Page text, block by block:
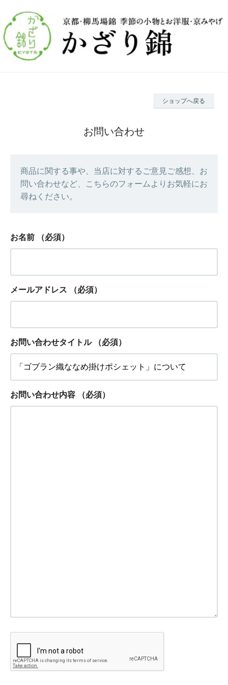
ショップへ戻る
お問い合わせ
商品に関する事や、当店に対するご意見ご感想、お
問い合わせなど、こちらのフォームよりお気軽にお
尋ねください。
お名前 （必須）
メールアドレス （必須）
お問い合わせタイトル （必須）
お問い合わせ内容 （必須）